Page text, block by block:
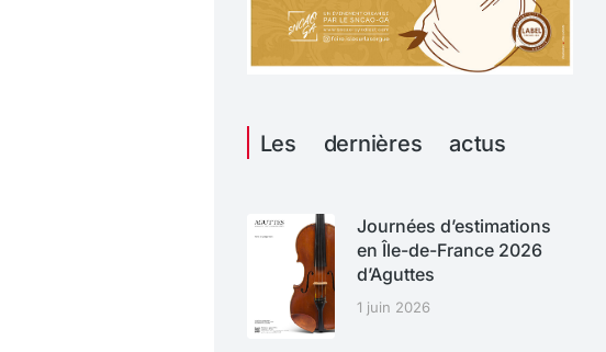
Les dernières actus
Journées d’estimations
en Île-de-France 2026
d’Aguttes
1 juin 2026